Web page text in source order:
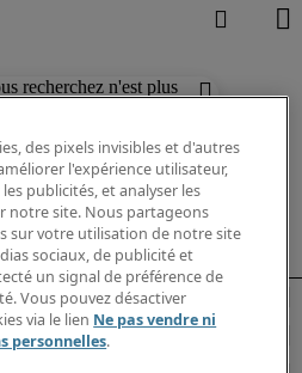
recherchez n'est plus
des pixels invisibles et d'autres
l'expérience utilisateur,
publicités, et analyser les
notre site. Nous partageons
sur votre utilisation de notre site
sociaux, de publicité et
un signal de préférence de
Vous pouvez désactiver
via le lien Ne pas vendre ni
personnelles.